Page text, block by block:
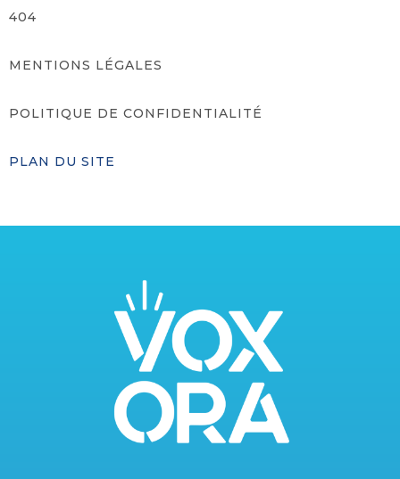
404
MENTIONS LÉGALES
POLITIQUE DE CONFIDENTIALITÉ
PLAN DU SITE